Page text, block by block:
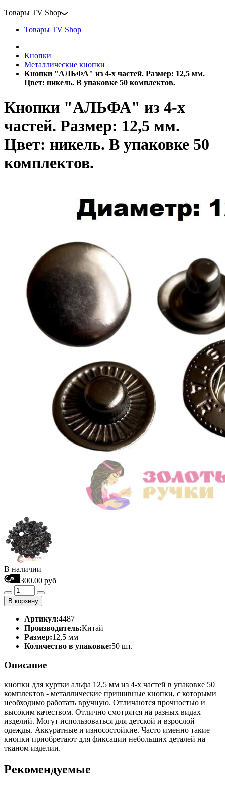
Товары TV Shop
Товары TV Shop
Кнопки
Металлические кнопки
Кнопки "АЛЬФА" из 4-х частей. Размер: 12,5 мм.
Цвет: никель. В упаковке 50 комплектов.
Кнопки "АЛЬФА" из 4-х
частей. Размер: 12,5 мм.
Цвет: никель. В упаковке 50
комплектов.
В наличии
300.00 руб
В корзину
Артикул:4487
Производитель:Китай
Размер:12,5 мм
Количество в упаковке:50 шт.
Описание
кнопки для куртки альфа 12,5 мм из 4-х частей в упаковке 50
комплектов - металлические пришивные кнопки, с которыми
необходимо работать вручную. Отличаются прочностью и
высоким качеством. Отлично смотрятся на разных видах
изделий. Могут использоваться для детской и взрослой
одежды. Аккуратные и износостойкие. Часто именно такие
кнопки приобретают для фиксации небольших деталей на
тканом изделии.
Рекомендуемые